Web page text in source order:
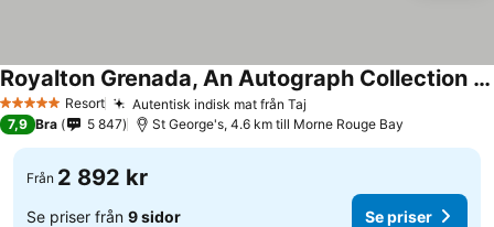
5 Stjärnor Resort Autentisk indisk mat från Taj
Royalton Grenada, An Autograph Collection All-Inclusive Resort
7,9 Bra 5 847 St George's, 4.6 km till Morne Rouge Bay
Från 2 892 kr
Se priser från 9 sidor Se priser